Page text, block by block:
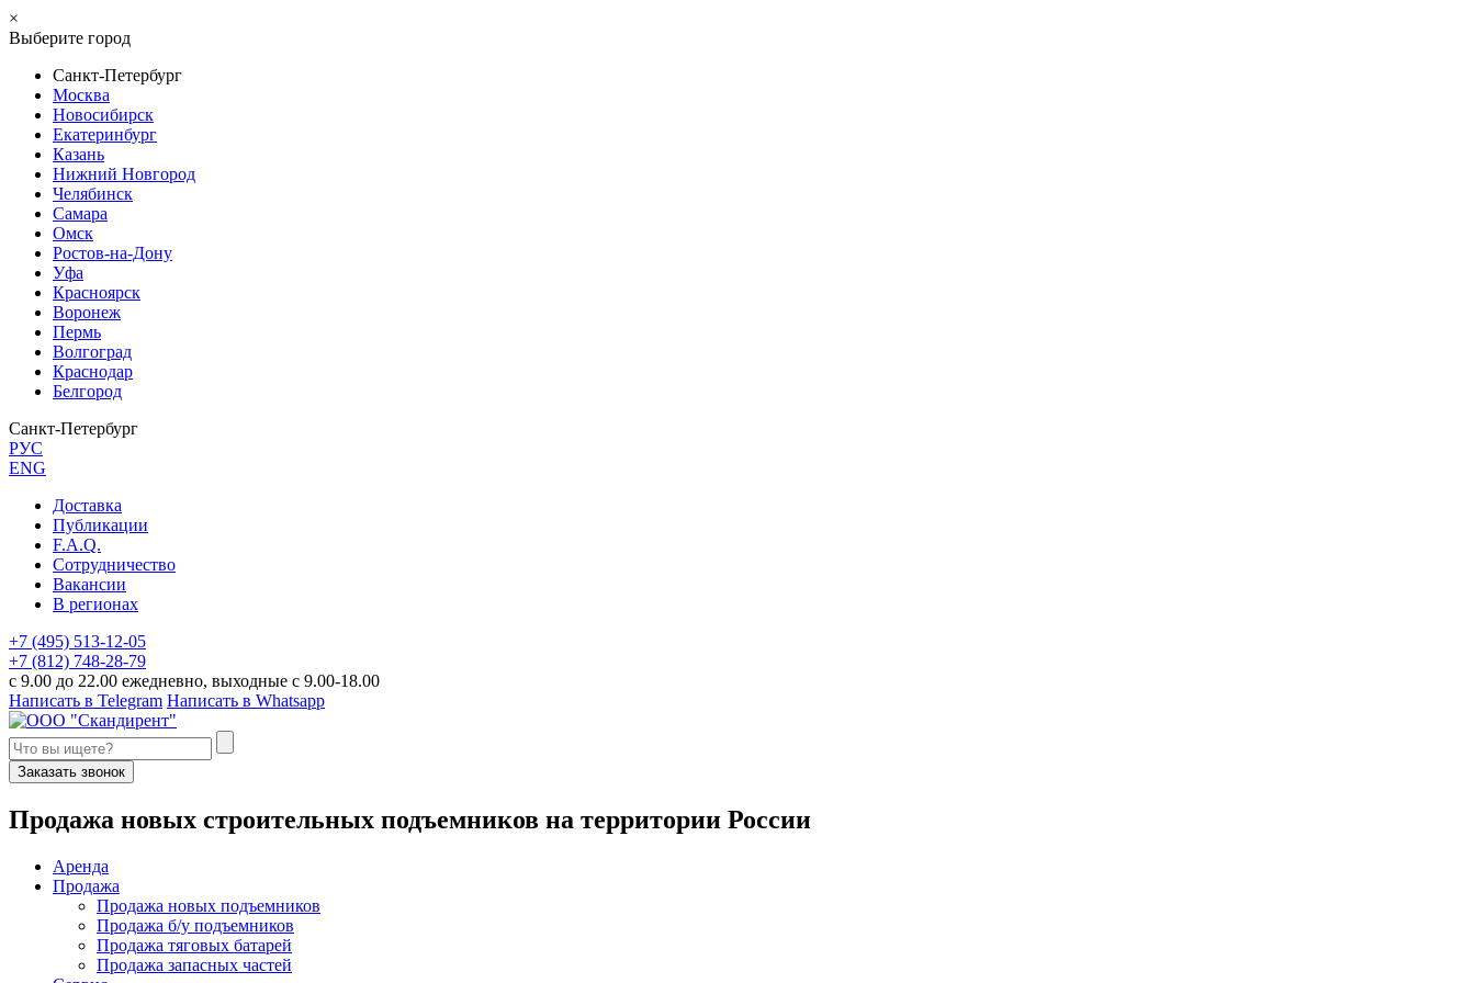
×
Выберите город
Санкт-Петербург
Москва
Новосибирск
Екатеринбург
Казань
Нижний Новгород
Челябинск
Самара
Омск
Ростов-на-Дону
Уфа
Красноярск
Воронеж
Пермь
Волгоград
Краснодар
Белгород
Санкт-Петербург
РУС
ENG
Доставка
Публикации
F.A.Q.
Сотрудничество
Вакансии
В регионах
+7 (495) 513-12-05
+7 (812) 748-28-79
с 9.00 до 22.00 ежедневно, выходные с 9.00-18.00
Написать в Telegram Написать в Whatsapp
Заказать звонок
Продажа новых строительных подъемников на территории России
Аренда
Продажа
Продажа новых подъемников
Продажа б/у подъемников
Продажа тяговых батарей
Продажа запасных частей